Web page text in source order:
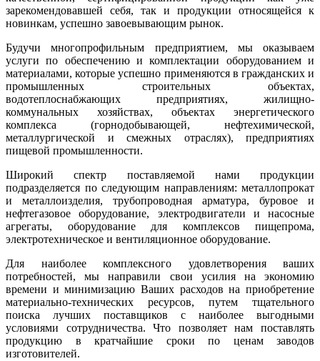
зарекомендовавшей себя, так и продукции относящейся к
новинкам, успешно завоевывающим рынок.
Будучи многопрофильным предприятием, мы оказываем
услуги по обеспечению и комплектации оборудованием и
материалами, которые успешно применяются в гражданских и
промышленных строительных объектах,
водотеплоснабжающих предприятиях, жилищно-
коммунальных хозяйствах, объектах энергетического
комплекса (горнодобывающей, нефтехимической,
металлургической и смежных отраслях), предприятиях
пищевой промышленности.
Широкий спектр поставляемой нами продукции
подразделяется по следующим направлениям: металлопрокат
и металлоизделия, трубопроводная арматура, буровое и
нефтегазовое оборудование, электродвигатели и насосные
агрегаты, оборудование для комплексов пищепрома,
электротехническое и вентиляционное оборудование.
Для наиболее комплексного удовлетворения ваших
потребностей, мы направили свои усилия на экономию
времени и минимизацию Ваших расходов на приобретение
материально-технических ресурсов, путем тщательного
поиска лучших поставщиков с наиболее выгодными
условиями сотрудничества. Что позволяет нам поставлять
продукцию в кратчайшие сроки по ценам заводов
изготовителей.